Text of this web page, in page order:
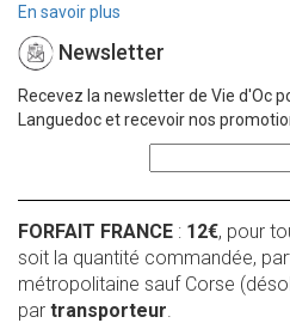
En savoir plus
Newsletter
Recevez la newsletter de Vie d'Oc
Languedoc et recevoir nos
FORFAIT FRANCE : 12€, pour
soit la quantité commandée,
métropolitaine sauf Corse
par transporteur.